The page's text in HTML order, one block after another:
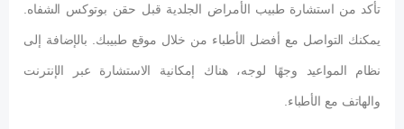
تأكد من استشارة طبيب الأمراض الجلدية قبل حقن بوتوكس الشفاه.
يمكنك التواصل مع أفضل الأطباء من خلال موقع طبيبك. بالإضافة إلى
نظام المواعيد وجهًا لوجه، هناك إمكانية الاستشارة عبر الإنترنت
والهاتف مع الأطباء.